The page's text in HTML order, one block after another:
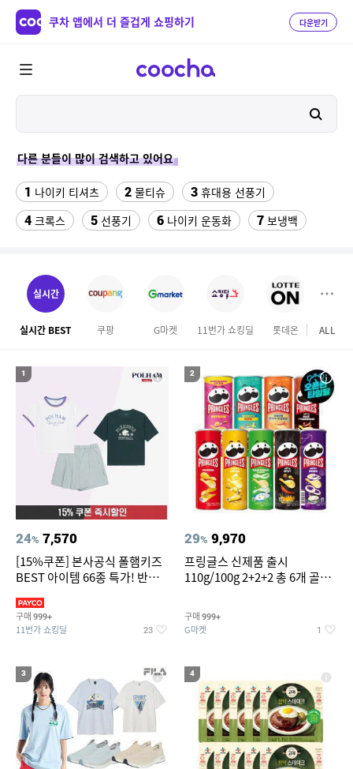
쿠차 앱에서 더 즐겁게 쇼핑하기 다운받기
다른 분들이 많이 검색하고 있어요
1 나이키 티셔츠 2 물티슈 3 휴대용 선풍기
4 크록스 5 선풍기 6 나이키 운동화 7 보냉백
11 삼성갤럭시북프로, 32gb, win11포함
12 성인용세발자전거중고
13 고려은단 비타민C 1000 600정
위닉스 공기청정기 타워 XQ600 필터
침대 매트리스 퀸
17 도미솔포기김치8kg 팔찌부자재
차량용스프레이페인트 얇은여자니트
ALL
실시간
실시간 BEST 쿠팡 G마켓 11번가 쇼킹딜 롯데온 홈앤
1
24% 7,570
[15%쿠폰] 본사공식 폴햄키즈
BEST 아이템 66종 특가! 반팔
구매 999+
11번가 쇼킹딜 23
2
29% 9,970
프링글스 신제품 출시
110g/100g 2+2+2 총 6개 골라
구매 999+
G마켓 1
3 4